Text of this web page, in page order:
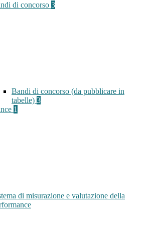
di concorso 3
Bandi di concorso (da pubblicare in
tabelle) 3
1
di misurazione e valutazione della